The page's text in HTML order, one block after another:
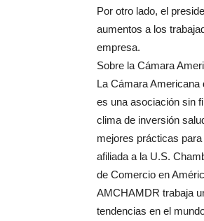
Por otro lado, el
aumentos a los
empresa.
Sobre la Cámara
La Cámara
es una asociación sin
clima de inversión
mejores prácticas
afiliada a la U.S.
de Comercio en
AMCHAMDR trabaja
tendencias en el